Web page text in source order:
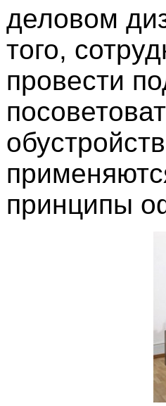
деловом
того,
провести
принципы